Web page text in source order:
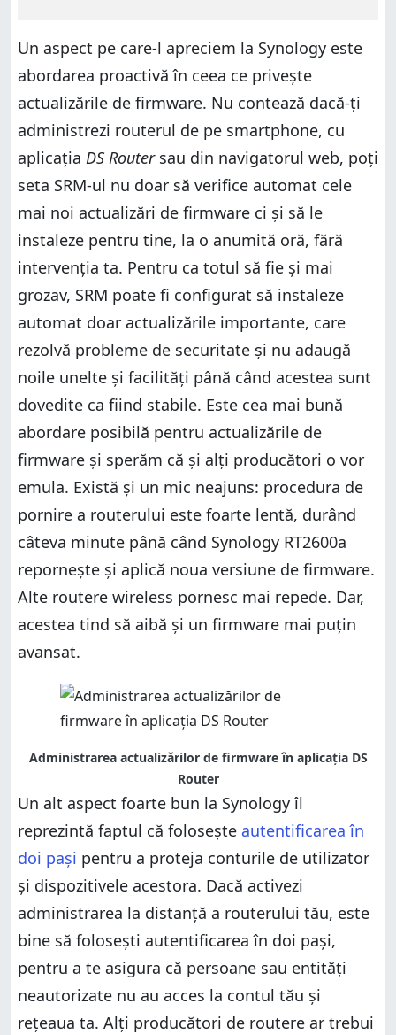
Un aspect pe care-l apreciem la Synology este
abordarea proactivă în ceea ce privește
actualizările de firmware. Nu contează dacă-ți
administrezi routerul de pe smartphone, cu
aplicația DS Routersau din navigatorul web, poți
seta SRM-ul nu doar să verifice automat cele
mai noi actualizări de firmware ci și să le
instaleze pentru tine, la o anumită oră, fără
intervenția ta. Pentru ca totul să fie și mai
grozav, SRM poate fi configurat să instaleze
automat doar actualizările importante, care
rezolvă probleme de securitate și nu adaugă
noile unelte și facilități până când acestea sunt
dovedite ca fiind stabile. Este cea mai bună
abordare posibilă pentru actualizările de
firmware și sperăm că și alți producători o vor
emula. Există și un mic neajuns: procedura de
pornire a routerului este foarte lentă, durând
câteva minute până când Synology RT2600a
repornește și aplică noua versiune de firmware.
Alte routere wireless pornesc mai repede. Dar,
acestea tind să aibă și un firmware mai puțin
avansat.
Administrarea actualizărilor de firmware în aplicația DS
Router
Un alt aspect foarte bun la Synology îl
reprezintă faptul că folosește autentificarea în
doi pași pentru a proteja conturile de utilizator
și dispozitivele acestora. Dacă activezi
administrarea la distanță a routerului tău, este
bine să folosești autentificarea în doi pași,
pentru a te asigura că persoane sau entități
neautorizate nu au acces la contul tău și
rețeaua ta. Alți producători de routere ar trebui